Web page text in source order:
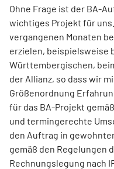
Ohne Frage ist der BA-
wichtiges Projekt für
vergangenen Monaten
erzielen, beispielsweise
Württembergischen,
der Allianz, so dass wir
Größenordnung
für das BA-Projekt
und termingerechte
den Auftrag in
gemäß den Regelungen
Rechnungslegung nach